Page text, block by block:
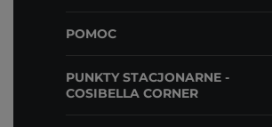
POMOC
PUNKTY STACJONARNE -
COSIBELLA CORNER